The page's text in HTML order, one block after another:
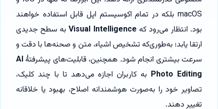
macOS بلکه در تمام اکوسیستم اپل قابل استفاده خواهند
بود. انتظار می‌رود که Visual Intelligenceبه سطح جدیدی
ارتقا یابد؛ به‌طوری‌که تشخیص اشیاء، متن و صحنه‌ها با دقت و
سرعت بیشتری انجام شود. همچنین، قابلیت‌های پیشرفتهٔAI
Photo Editing به کاربران اجازه می‌دهد تا با چند کلیک،
تصاویر خود را به‌صورت هوشمندانه اصلاح، بهبود یا خلاقانه
تغییر دهند.